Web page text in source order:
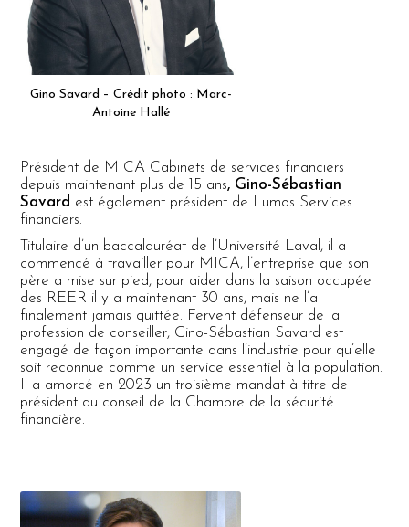
Gino Savard – Crédit photo : Marc-
Antoine Hallé
Président de MICA Cabinets de services financiers
depuis maintenant plus de 15 ans, Gino-Sébastian
Savard est également président de Lumos Services
financiers.
Titulaire d’un baccalauréat de l’Université Laval, il a
commencé à travailler pour MICA, l’entreprise que son
père a mise sur pied, pour aider dans la saison occupée
des REER il y a maintenant 30 ans, mais ne l’a
finalement jamais quittée. Fervent défenseur de la
profession de conseiller, Gino-Sébastian Savard est
engagé de façon importante dans l’industrie pour qu’elle
soit reconnue comme un service essentiel à la population.
Il a amorcé en 2023 un troisième mandat à titre de
président du conseil de la Chambre de la sécurité
financière.